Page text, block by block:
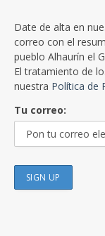
Date de alta en
correo con el
pueblo Alhaurín el
El tratamiento de
nuestra Política de
Tu correo: